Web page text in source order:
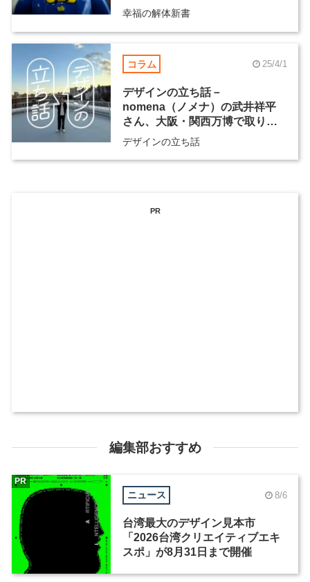
幸福の解体新書
コラム 25/4/1
デザインの立ち話－
nomena（ノメナ）の武井祥平
さん、大阪・関西万博で取り組
む“前例のないものづくり”
デザインの立ち話
PR
編集部おすすめ
ニュース 8/6
台湾最大のデザイン見本市
「2026台湾クリエイティブエキ
スポ」が8月31日まで開催
PR